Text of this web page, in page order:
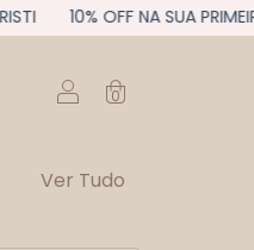
10% OFF NA SUA PRIMEIRA
0
Ver Tudo